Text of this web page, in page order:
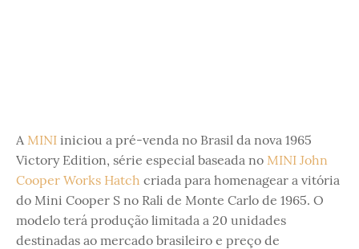
A MINI iniciou a pré-venda no Brasil da nova 1965
Victory Edition, série especial baseada no MINI John
Cooper Works Hatch criada para homenagear a vitória
do Mini Cooper S no Rali de Monte Carlo de 1965. O
modelo terá produção limitada a 20 unidades
destinadas ao mercado brasileiro e preço de